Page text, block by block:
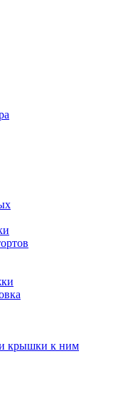
крышки к ним